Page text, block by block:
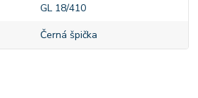
GL 18/410
Černá špička